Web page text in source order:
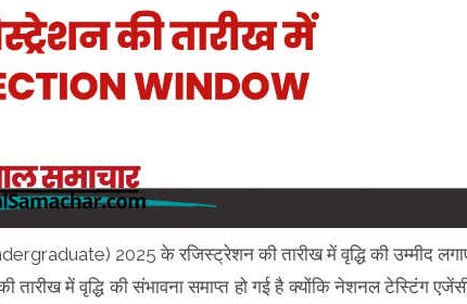
2025 के रजिस्ट्रेशन की तारीख में वृद्धि की उम्मीद
तारीख में वृद्धि की संभावना समाप्त हो गई है क्योंकि नेशनल टेस्टिंग